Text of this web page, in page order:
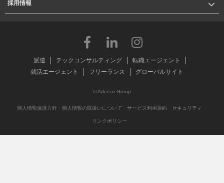
採用情報
派遣 テックコンサルティング
転職エージェント
就活エージェント
フリーランス グローバルサイト
© Adecco Group
個人情報保護方針・個人情報の取扱いについて サービス利用規約 セキュリティ
リンクポリシー